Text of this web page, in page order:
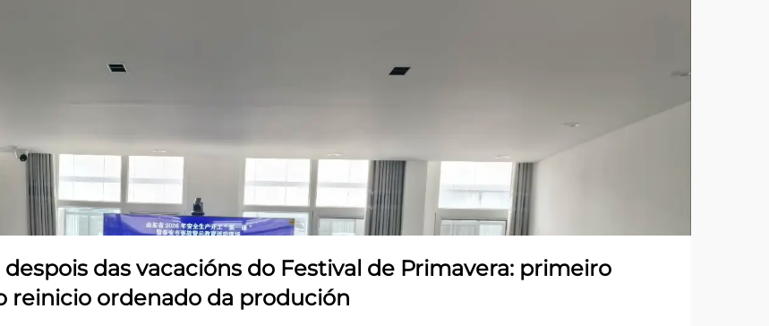
das vacacións do Festival de Primavera: primeiro
reinicio ordenado da produción